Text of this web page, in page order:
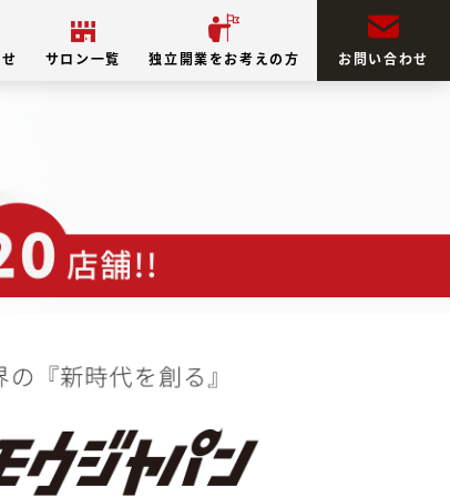
サロン一覧 独立開業をお考えの方 お問い合わせ